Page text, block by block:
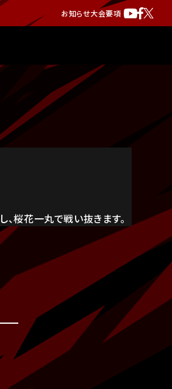
お知らせ大会要項
、桜花一丸で戦い抜きます。